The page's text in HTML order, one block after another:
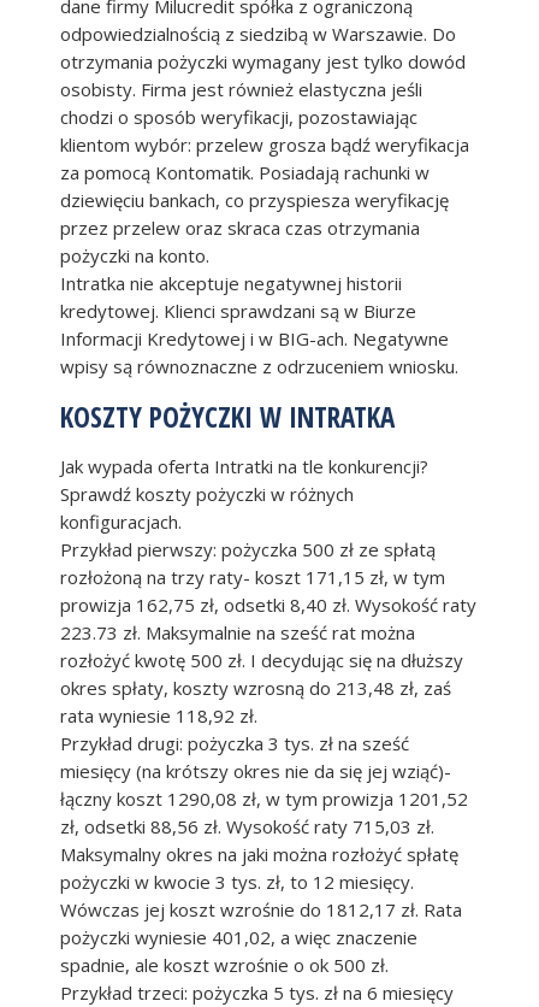
dane firmy Milucredit spółka z ograniczoną
odpowiedzialnością z siedzibą w Warszawie. Do
otrzymania pożyczki wymagany jest tylko dowód
osobisty. Firma jest również elastyczna jeśli
chodzi o sposób weryfikacji, pozostawiając
klientom wybór: przelew grosza bądź weryfikacja
za pomocą Kontomatik. Posiadają rachunki w
dziewięciu bankach, co przyspiesza weryfikację
przez przelew oraz skraca czas otrzymania
pożyczki na konto.
Intratka nie akceptuje negatywnej historii
kredytowej. Klienci sprawdzani są w Biurze
Informacji Kredytowej i w BIG-ach. Negatywne
wpisy są równoznaczne z odrzuceniem wniosku.
KOSZTY POŻYCZKI W INTRATKA
Jak wypada oferta Intratki na tle konkurencji?
Sprawdź koszty pożyczki w różnych
konfiguracjach.
Przykład pierwszy: pożyczka 500 zł ze spłatą
rozłożoną na trzy raty- koszt 171,15 zł, w tym
prowizja 162,75 zł, odsetki 8,40 zł. Wysokość raty
223.73 zł. Maksymalnie na sześć rat można
rozłożyć kwotę 500 zł. I decydując się na dłuższy
okres spłaty, koszty wzrosną do 213,48 zł, zaś
rata wyniesie 118,92 zł.
Przykład drugi: pożyczka 3 tys. zł na sześć
miesięcy (na krótszy okres nie da się jej wziąć)-
łączny koszt 1290,08 zł, w tym prowizja 1201,52
zł, odsetki 88,56 zł. Wysokość raty 715,03 zł.
Maksymalny okres na jaki można rozłożyć spłatę
pożyczki w kwocie 3 tys. zł, to 12 miesięcy.
Wówczas jej koszt wzrośnie do 1812,17 zł. Rata
pożyczki wyniesie 401,02, a więc znaczenie
spadnie, ale koszt wzrośnie o ok 500 zł.
Przykład trzeci: pożyczka 5 tys. zł na 6 miesięcy